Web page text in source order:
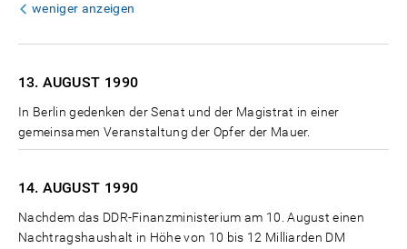
weniger anzeigen
13. AUGUST 1990
In Berlin gedenken der Senat und der Magistrat in einer
gemeinsamen Veranstaltung der Opfer der Mauer.
14. AUGUST 1990
Nachdem das DDR-Finanzministerium am 10. August einen
Nachtragshaushalt in Höhe von 10 bis 12 Milliarden DM